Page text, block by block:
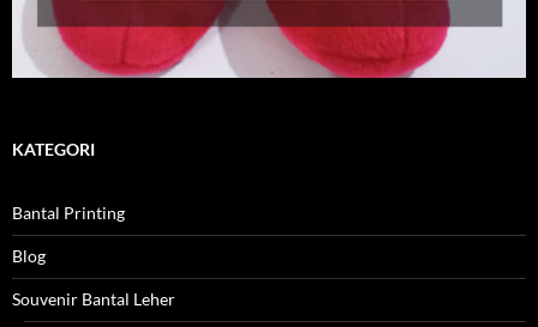
KATEGORI
Bantal Printing
Blog
Souvenir Bantal Leher